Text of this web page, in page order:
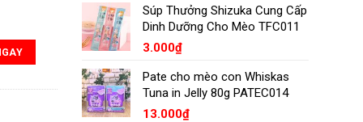
Súp Thưởng Shizuka Cung Cấp
Dinh Dưỡng Cho Mèo TFC011
3.000₫
Pate cho mèo con Whiskas
Tuna in Jelly 80g PATEC014
13.000₫